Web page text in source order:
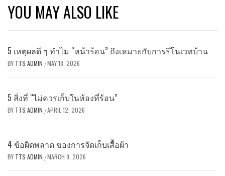
YOU MAY ALSO LIKE
5 เหตุผลดี ๆ ทำไม “หน้าร้อน” ถึงเหมาะกับการรีโนเวทบ้าน
BY TTS ADMIN /MAY 18, 2026
5 สิ่งที่ “ไม่ควรเก็บในห้องที่ร้อน”
BY TTS ADMIN /APRIL 12, 2026
4 ข้อผิดพลาด ของการจัดเก็บเสื้อผ้า
BY TTS ADMIN /MARCH 9, 2026